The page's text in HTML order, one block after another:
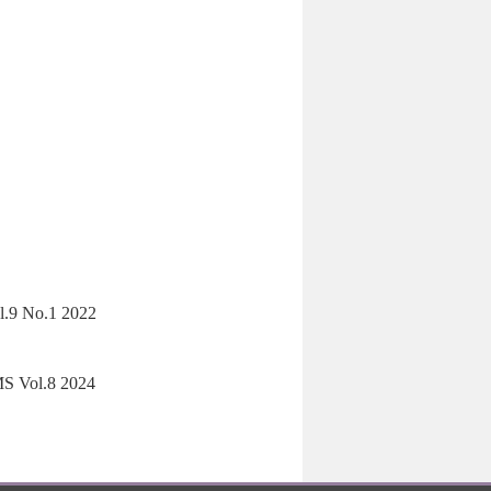
No.1 2022
Vol.8 2024